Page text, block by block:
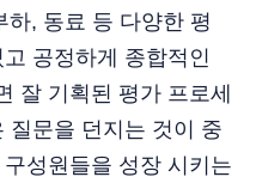
하, 동료 등 다양한 평
공정하게 종합적인
잘 기획된 평가 프로세
질문을 던지는 것이 중
성원들을 성장 시키는